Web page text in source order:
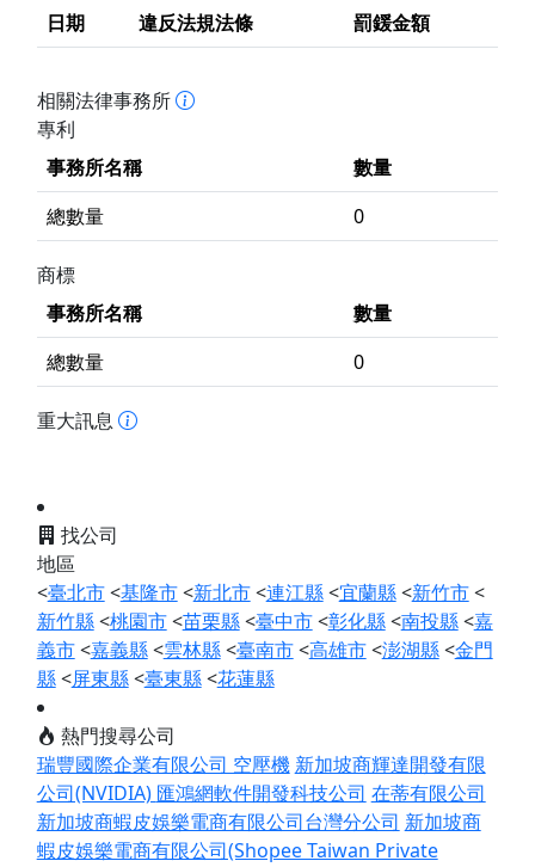
日期
違反法規法條 罰鍰金額
相關法律事務所
專利
事務所名稱
數量
總數量
0
商標
事務所名稱
數量
總數量
0
重大訊息
找公司
地區
<臺北市<基隆市<新北市<連江縣<宜蘭縣<新竹市<
新竹縣<桃園市<苗栗縣<臺中市<彰化縣<南投縣<嘉
義市<嘉義縣<雲林縣<臺南市<高雄市<澎湖縣<金門
縣<屏東縣<臺東縣<花蓮縣
熱門搜尋公司
瑞豐國際企業有限公司 空壓機 新加坡商輝達開發有限
公司(NVIDIA) 匯鴻網軟件開發科技公司 在蒂有限公司
新加坡商蝦皮娛樂電商有限公司台灣分公司 新加坡商
蝦皮娛樂電商有限公司(Shopee Taiwan Private